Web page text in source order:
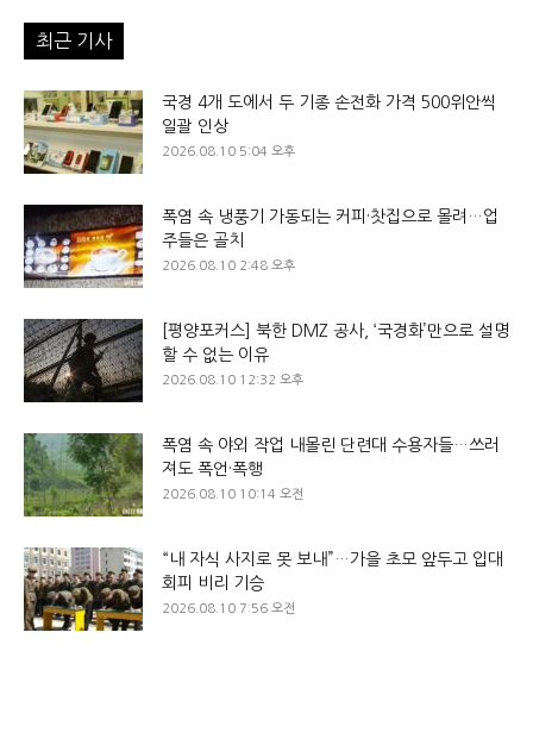
최근 기사
국경 4개 도에서 두 기종 손전화 가격 500위안씩
일괄 인상
2026.08.10 5:04 오후
폭염 속 냉풍기 가동되는 커피·찻집으로 몰려…업
주들은 골치
2026.08.10 2:48 오후
[평양포커스] 북한 DMZ 공사, ‘국경화’만으로 설명
할 수 없는 이유
2026.08.10 12:32 오후
폭염 속 야외 작업 내몰린 단련대 수용자들…쓰러
져도 폭언·폭행
2026.08.10 10:14 오전
“내 자식 사지로 못 보내”…가을 초모 앞두고 입대
회피 비리 기승
2026.08.10 7:56 오전